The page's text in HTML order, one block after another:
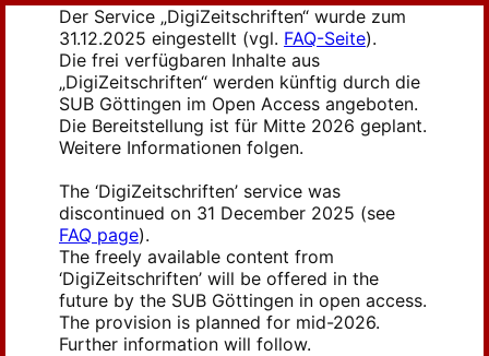
Der Service „DigiZeitschriften“ wurde zum
31.12.2025 eingestellt (vgl. FAQ-Seite).
Die frei verfügbaren Inhalte aus
„DigiZeitschriften“ werden künftig durch die
SUB Göttingen im Open Access angeboten.
Die Bereitstellung ist für Mitte 2026 geplant.
Weitere Informationen folgen.
The ‘DigiZeitschriften’ service was
discontinued on 31 December 2025 (see
FAQ page).
The freely available content from
‘DigiZeitschriften’ will be offered in the
future by the SUB Göttingen in open access.
The provision is planned for mid-2026.
Further information will follow.